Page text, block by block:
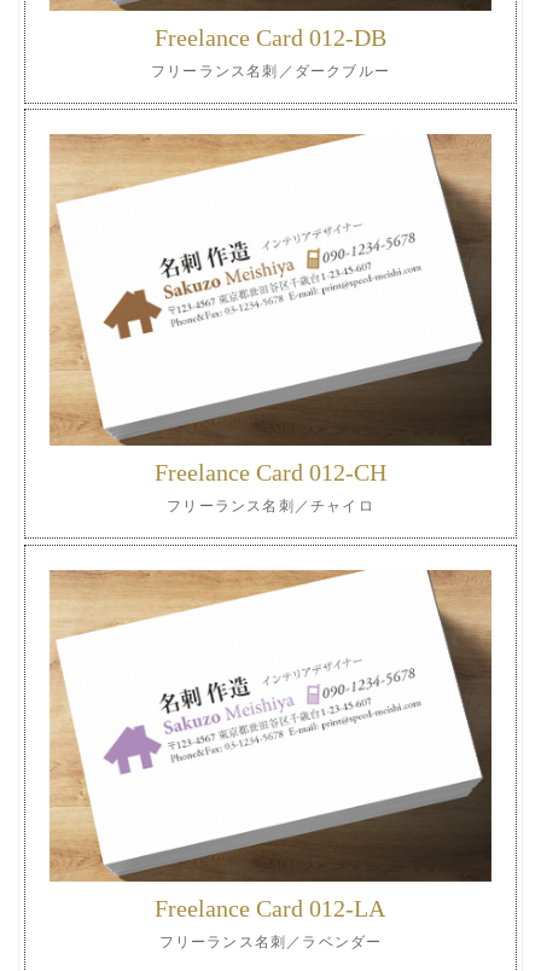
Freelance Card 012-DB
フリーランス名刺／ダークブルー
Freelance Card 012-CH
フリーランス名刺／チャイロ
Freelance Card 012-LA
フリーランス名刺／ラベンダー